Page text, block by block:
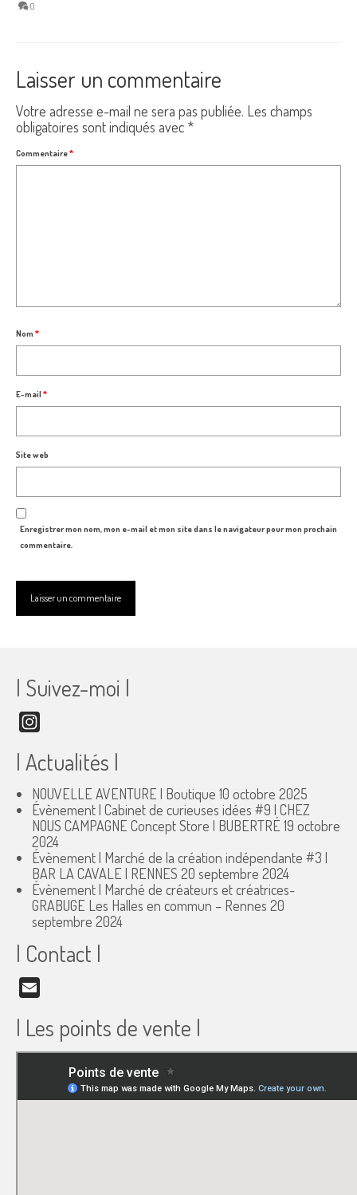
0
Laisser un commentaire
Votre adresse e-mail ne sera pas publiée. Les champs
obligatoires sont indiqués avec *
Commentaire*
Nom *
E-mail*
Site web
Enregistrer mon nom, mon e-mail et mon site dans le navigateur pour mon prochain
commentaire.
| Suivez-moi |
| Actualités |
NOUVELLE AVENTURE | Boutique 10 octobre 2025
Évènement | Cabinet de curieuses idées #9 | CHEZ
NOUS CAMPAGNE Concept Store | BUBERTRÉ 19 octobre
2024
Évènement | Marché de la création indépendante #3 |
BAR LA CAVALE | RENNES 20 septembre 2024
Évènement | Marché de créateurs et créatrices-
GRABUGE Les Halles en commun – Rennes 20
septembre 2024
| Contact |
| Les points de vente |